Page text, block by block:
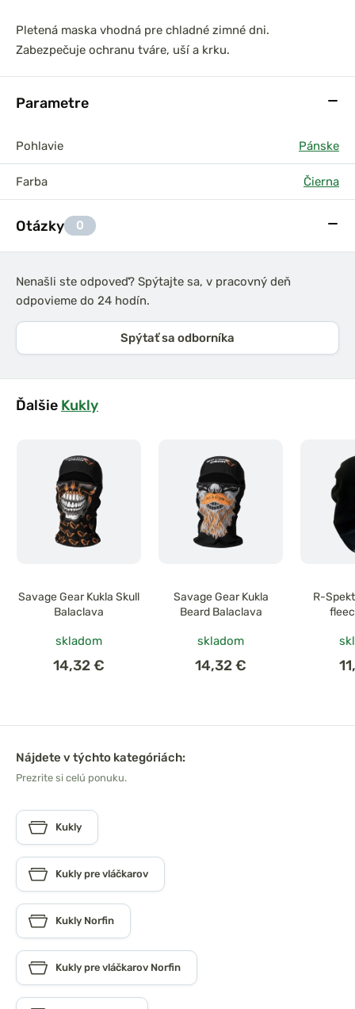
Pletená maska vhodná pre chladné zimné dni.
Zabezpečuje ochranu tváre, uší a krku.
Parametre
Pohlavie Pánske
Farba Čierna
Otázky 0
Nenašli ste odpoveď? Spýtajte sa, v pracovný deň
odpovieme do 24 hodín.
Spýtať sa odborníka
Ďalšie Kukly
Savage Gear Kukla Skull
Balaclava
skladom
14,32 €
Savage Gear Kukla
Beard Balaclava
skladom
14,32 €
R-
Nájdete v týchto kategóriách:
Prezrite si celú ponuku.
Kukly
Kukly pre vláčkarov
Kukly Norfin
Kukly pre vláčkarov Norfin